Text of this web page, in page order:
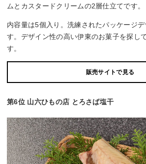
ムとカスタードクリームの2層仕立てです。
内容量は5個入り。洗練されたパッケージ
す。デザイン性の高い伊東のお菓子を探し
す。
販売サイトで見る
第6位 山六ひもの店 とろさば塩干